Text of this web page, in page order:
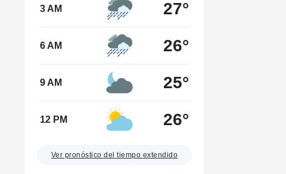
3 AM 27°
6 AM 26°
9 AM 25°
12 PM 26°
Ver pronóstico del tiempo extendido